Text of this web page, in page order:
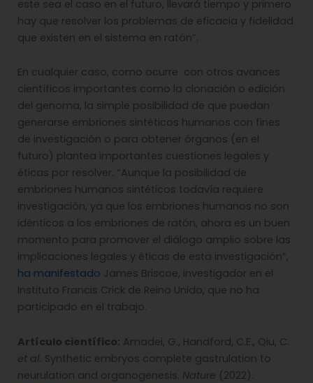
este sea el caso en el futuro, llevará tiempo y primero
hay que resolver los problemas de eficacia y fidelidad
que existen en el sistema en ratón”.
En cualquier caso, como ocurre con otros avances
científicos importantes como la clonación o edición
del genoma, la simple posibilidad de que puedan
generarse embriones sintéticos humanos con fines
de investigación o para obtener órganos (en el
futuro) plantea importantes cuestiones legales y
éticas por resolver. “Aunque la posibilidad de
embriones humanos sintéticos todavía requiere
investigación, ya que los embriones humanos no son
idénticos a los embriones de ratón, ahora es un buen
momento para promover el diálogo amplio sobre las
implicaciones legales y éticas de esta investigación”,
ha manifestado James Briscoe, investigador en el
Instituto Francis Crick de Reino Unido, que no ha
participado en el trabajo.
Artículo científico: Amadei, G., Handford, C.E., Qiu, C.
et al. Synthetic embryos complete gastrulation to
neurulation and organogenesis. Nature (2022).